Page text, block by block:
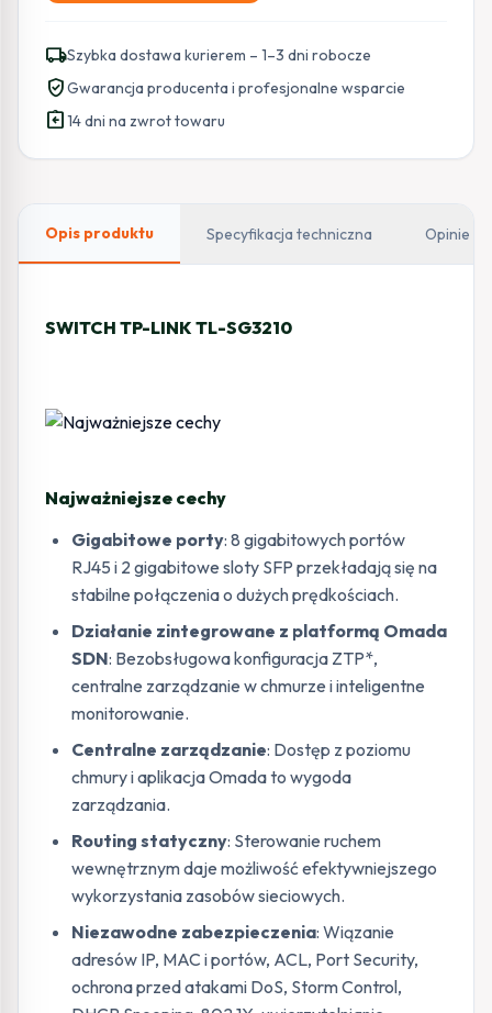
LINK
TL-
SG3210
local_shippingSzybka dostawa kurierem – 1–3 dni robocze
verified_userGwarancja producenta i profesjonalne wsparcie
assignment_return14 dni na zwrot towaru
Opis produktu Specyfikacja techniczna Opinie
SWITCH TP-LINK TL-SG3210
Najważniejsze cechy
Gigabitowe porty: 8 gigabitowych portów
RJ45 i 2 gigabitowe sloty SFP przekładają się na
stabilne połączenia o dużych prędkościach.
Działanie zintegrowane z platformą Omada
SDN: Bezobsługowa konfiguracja ZTP*,
centralne zarządzanie w chmurze i inteligentne
monitorowanie.
Centralne zarządzanie: Dostęp z poziomu
chmury i aplikacja Omada to wygoda
zarządzania.
Routing statyczny: Sterowanie ruchem
wewnętrznym daje możliwość efektywniejszego
wykorzystania zasobów sieciowych.
Niezawodne zabezpieczenia: Wiązanie
adresów IP, MAC i portów, ACL, Port Security,
ochrona przed atakami DoS, Storm Control,